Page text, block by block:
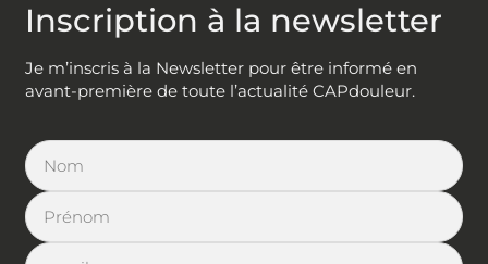
Inscription à la newsletter
Je m’inscris à la Newsletter pour être informé en
avant-première de toute l’actualité CAPdouleur.